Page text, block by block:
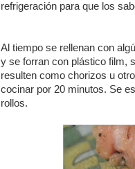
refrigeración para que los
Al tiempo se rellenan con
y se forran con plástico film,
resulten como chorizos u
cocinar por 20 minutos. Se
rollos.